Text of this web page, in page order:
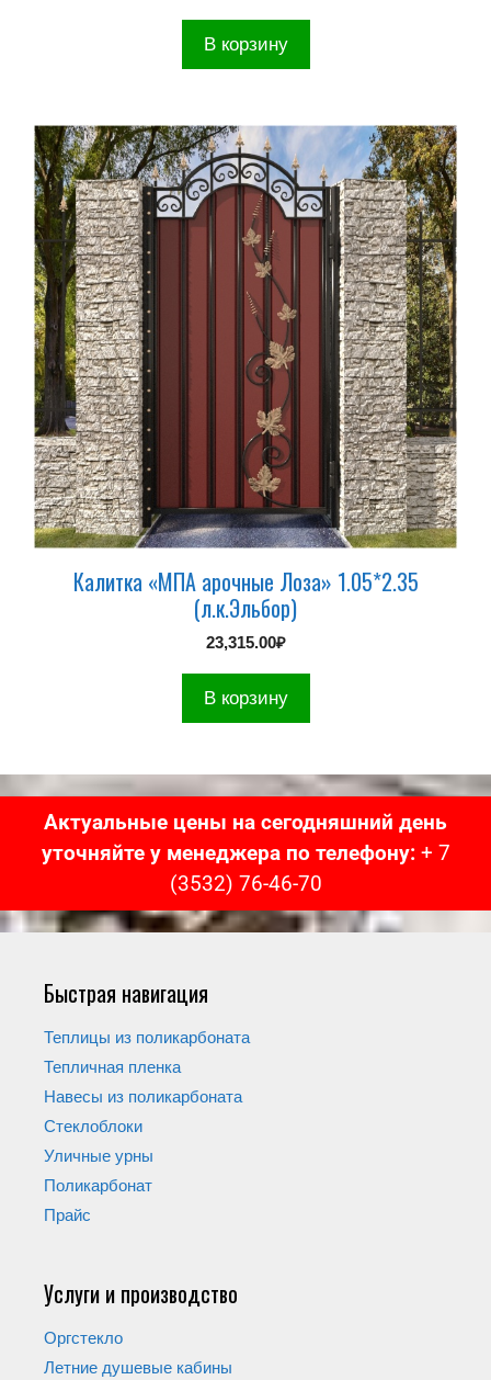
В корзину
Калитка «МПА арочные Лоза» 1.05*2.35
(л.к.Эльбор)
23,315.00₽
В корзину
Актуальные цены на сегодняшний день
уточняйте у менеджера по телефону: + 7
(3532) 76-46-70
Быстрая навигация
Теплицы из поликарбоната
Тепличная пленка
Навесы из поликарбоната
Стеклоблоки
Уличные урны
Поликарбонат
Прайс
Услуги и производство
Оргстекло
Летние душевые кабины